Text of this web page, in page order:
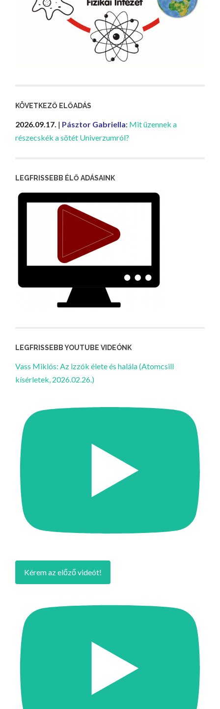
KÖVETKEZŐ ELŐADÁS
2026.09.17. | Pásztor Gabriella: Mit üzennek a
részecskék a sötét Univerzumról?
LEGFRISSEBB ÉLŐ ADÁSAINK
LEGFRISSEBB YOUTUBE VIDEÓNK
Vass Miklós: Az izzók élete és halála (Atomcsill
kísérletek, 2026.02.26.)
Kérem az előző videót!